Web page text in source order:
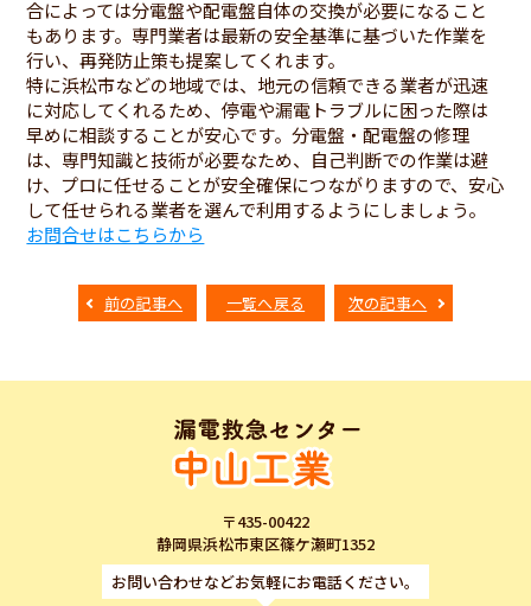
合によっては分電盤や配電盤自体の交換が必要になること
もあります。専門業者は最新の安全基準に基づいた作業を
行い、再発防止策も提案してくれます。
特に浜松市などの地域では、地元の信頼できる業者が迅速
に対応してくれるため、停電や漏電トラブルに困った際は
早めに相談することが安心です。分電盤・配電盤の修理
は、専門知識と技術が必要なため、自己判断での作業は避
け、プロに任せることが安全確保につながりますので、安心
して任せられる業者を選んで利用するようにしましょう。
お問合せはこちらから
前の記事へ 一覧へ戻る 次の記事へ
〒435-00422
静岡県浜松市東区篠ケ瀬町1352
お問い合わせなどお気軽にお電話ください。